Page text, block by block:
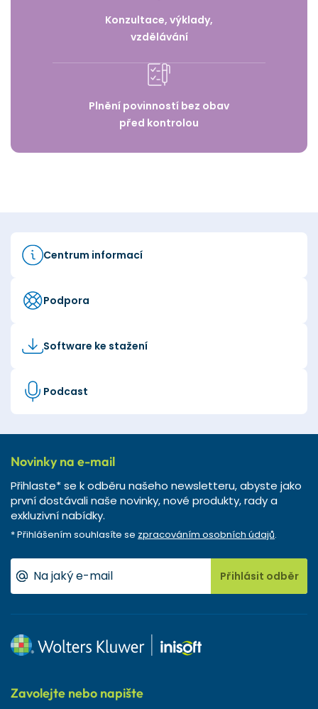
Konzultace, výklady,
vzdělávání
Plnění povinností bez obav
před kontrolou
Centrum informací
Podpora
Software ke stažení
Podcast
Novinky na e-mail
Přihlaste* se k odběru našeho newsletteru, abyste jako
první dostávali naše novinky, nové produkty, rady a
exkluzivní nabídky.
* Přihlášením souhlasíte se zpracováním osobních údajů.
Přihlásit odběr
Zavolejte nebo napište